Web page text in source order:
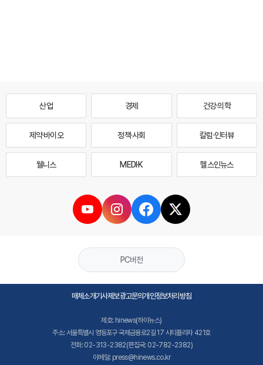
산업 경제 건강·의학
제약·바이오 정책·사회 칼럼·인터뷰
웰니스 MEDI·K 헬스인뉴스
PC버전
매체소개기사제보광고문의개인정보처리방침
제호: hinews(하이뉴스)
주소: 서울특별시 영등포구 국제금융로2길 17 시티플라자 421호
전화: 02-313-2382(편집국: 02-782-2382)
이메일: press@hinews.co.kr